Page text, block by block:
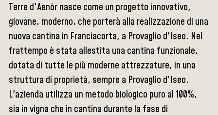
Terre d'Aenòr nasce come un progetto innovativo,
giovane, moderno, che porterà alla realizzazione di una
nuova cantina in Franciacorta, a Provaglio d'Iseo. Nel
frattempo è stata allestita una cantina funzionale,
dotata di tutte le più moderne attrezzature, in una
struttura di proprietà, sempre a Provaglio d'Iseo.
L'azienda utilizza un metodo biologico puro al 100%,
sia in vigna che in cantina durante la fase di